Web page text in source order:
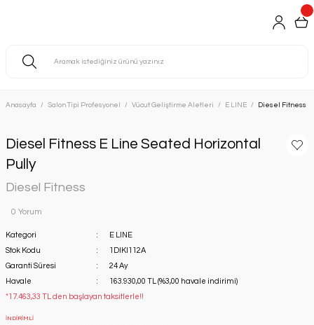
Anasayfa Salon Tipi Profesyonel Vücut Geliştirme Aletleri E LINE Diesel Fitness
Diesel Fitness E Line Seated Horizontal
Pully
Diesel Fitness
0 Yorum
Kategori
E LINE
Stok Kodu
1DIKI112A
Garanti Süresi
24 Ay
Havale
163.930,00 TL (%3,00 havale indirimi)
*17.463,33 TL den başlayan taksitlerle!!
İNDİRİMLİ